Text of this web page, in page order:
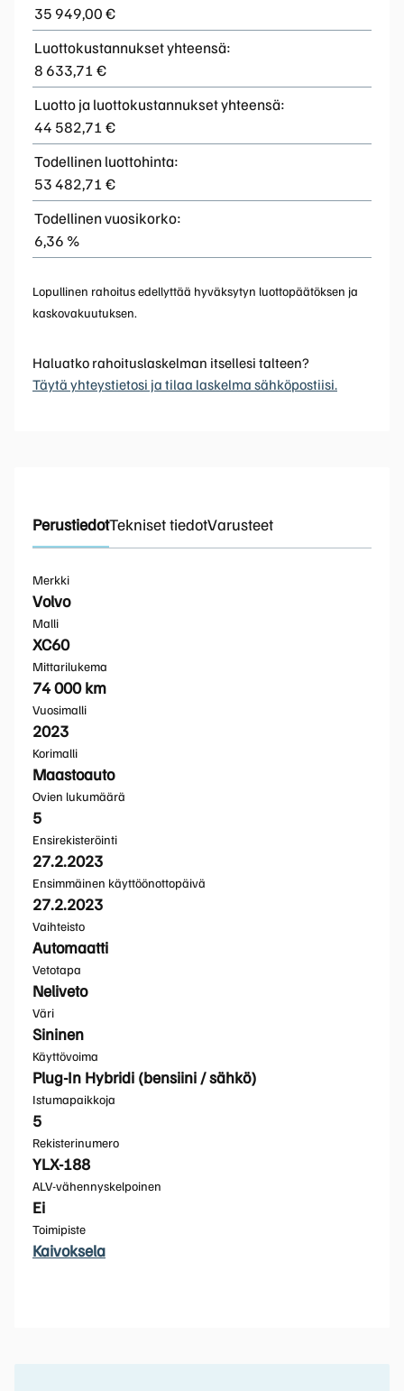
35 949,00 €
Luottokustannukset yhteensä:
8 633,71 €
Luotto ja luottokustannukset yhteensä:
44 582,71 €
Todellinen luottohinta:
53 482,71 €
Todellinen vuosikorko:
6,36 %
Lopullinen rahoitus edellyttää hyväksytyn luottopäätöksen ja
kaskovakuutuksen.
Haluatko rahoituslaskelman itsellesi talteen?
Täytä yhteystietosi ja tilaa laskelma sähköpostiisi.
PerustiedotTekniset tiedotVarusteet
Merkki
Volvo
Malli
XC60
Mittarilukema
74 000 km
Vuosimalli
2023
Korimalli
Maastoauto
Ovien lukumäärä
5
Ensirekisteröinti
27.2.2023
Ensimmäinen käyttöönottopäivä
27.2.2023
Vaihteisto
Automaatti
Vetotapa
Neliveto
Väri
Sininen
Käyttövoima
Plug-In Hybridi (bensiini / sähkö)
Istumapaikkoja
5
Rekisterinumero
YLX-188
ALV-vähennyskelpoinen
Ei
Toimipiste
Kaivoksela